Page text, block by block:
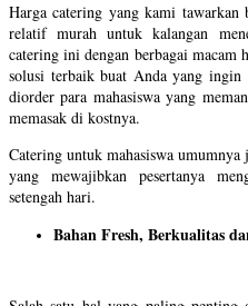
Harga catering yang kami tawarkan
relatif murah untuk kalangan
catering ini dengan berbagai macam
solusi terbaik buat Anda yang ingin
diorder para mahasiswa yang
memasak di kostnya.
Catering untuk mahasiswa umumnya
yang mewajibkan pesertanya
setengah hari.
Bahan Fresh, Berkualitas